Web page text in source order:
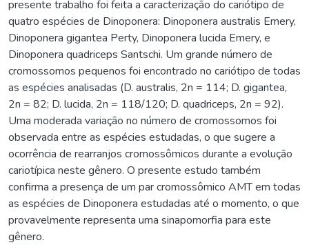
presente trabalho foi feita a caracterização do cariótipo de
quatro espécies de Dinoponera: Dinoponera australis Emery,
Dinoponera gigantea Perty, Dinoponera lucida Emery, e
Dinoponera quadriceps Santschi. Um grande número de
cromossomos pequenos foi encontrado no cariótipo de todas
as espécies analisadas (D. australis, 2n = 114; D. gigantea,
2n = 82; D. lucida, 2n = 118/120; D. quadriceps, 2n = 92).
Uma moderada variação no número de cromossomos foi
observada entre as espécies estudadas, o que sugere a
ocorrência de rearranjos cromossômicos durante a evolução
cariotípica neste gênero. O presente estudo também
confirma a presença de um par cromossômico AMT em todas
as espécies de Dinoponera estudadas até o momento, o que
provavelmente representa uma sinapomorfia para este
gênero.